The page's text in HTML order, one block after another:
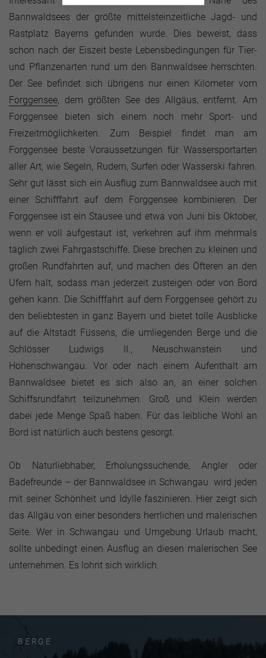
Bannwaldsees der größte mittelsteinzeitliche Jagd- und
Rastplatz Bayerns gefunden wurde. Dies beweist, dass
schon nach der Eiszeit beste Lebensbedingungen für Tier-
und Pflanzenarten rund um den Bannwaldsee herrschten.
Der See befindet sich übrigens nur einen Kilometer vom
Forggensee, dem größten See des Allgäus, entfernt. Am
Forggensee bieten sich einem noch mehr Sport- und
Freizeitmöglichkeiten. Zum Beispiel findet man am
Forggensee beste Voraussetzungen für Wassersportarten
aller Art, wie Segeln, Rudern, Surfen oder Wasserski fahren.
Sehr gut lässt sich ein Ausflug zum Bannwaldsee auch mit
einer Schifffahrt auf dem Forggensee kombinieren. Der
Forggensee ist ein Stausee und etwa von Juni bis Oktober,
wenn er voll aufgestaut ist, verkehren auf ihm mehrmals
täglich zwei Fahrgastschiffe. Diese brechen zu kleinen und
großen Rundfahrten auf, und machen des Öfteren an den
Ufern halt, sodass man jederzeit zusteigen oder von Bord
gehen kann. Die Schifffahrt auf dem Forggensee gehört zu
den beliebtesten in ganz Bayern und bietet tolle Ausblicke
auf die Altstadt Füssens, die umliegenden Berge und die
Schlösser Ludwigs II., Neuschwanstein und
Hohenschwangau. Vor oder nach einem Aufenthalt am
Bannwaldsee bietet es sich also an, an einer solchen
Schiffsrundfahrt teilzunehmen. Groß und Klein werden
dabei jede Menge Spaß haben. Für das leibliche Wohl an
Bord ist natürlich auch bestens gesorgt.
Ob Naturliebhaber, Erholungssuchende, Angler oder
Badefreunde – der Bannwaldsee in Schwangau wird jeden
mit seiner Schönheit und Idylle faszinieren. Hier zeigt sich
das Allgäu von einer besonders herrlichen und malerischen
Seite. Wer in Schwangau und Umgebung Urlaub macht,
sollte unbedingt einen Ausflug an diesen malerischen See
unternehmen. Es lohnt sich wirklich.
BERGE